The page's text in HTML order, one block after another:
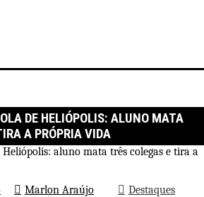
DE HELIÓPOLIS: ALUNO MATA
A PRÓPRIA VIDA
Marlon Araújo Destaques